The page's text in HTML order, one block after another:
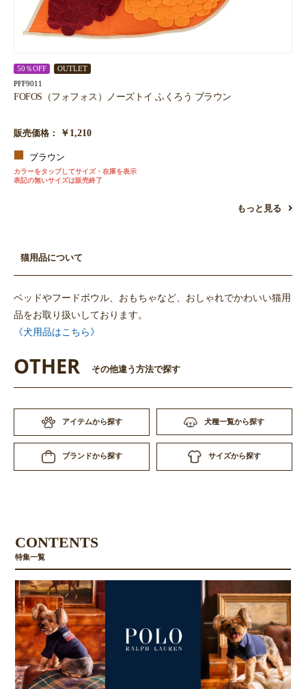
50％OFF OUTLET
PFF9011
FOFOS（フォフォス）ノーズトイ ふくろう ブラウン
販売価格： ￥1,210
ブラウン
カラーをタップしてサイズ・在庫を表示
表記の無いサイズは販売終了
もっと見る
猫用品について
ベッドやフードボウル、おもちゃなど、おしゃれでかわいい猫用
品をお取り扱いしております。
《犬用品はこちら》
OTHER その他違う方法で探す
アイテムから探す 犬種一覧から探す
ブランドから探す サイズから探す
CONTENTS
特集一覧